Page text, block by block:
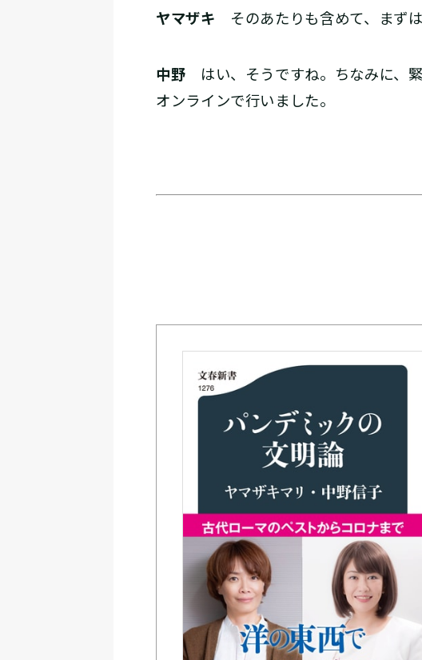
ヤマザキ そのあたりも含めて、まず
中野 はい、そうですね。ちなみに、
オンラインで行いました。
Amazon 楽天ブック